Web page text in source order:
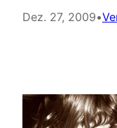
Dez. 27, 2009•